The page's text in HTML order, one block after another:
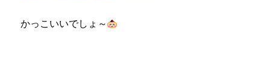
かっこいいでしょ～